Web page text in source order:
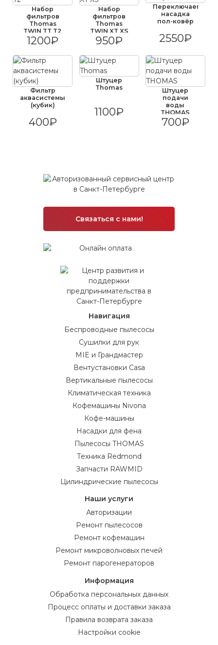
Набор
фильтров
Thomas
TWIN TT T2
1200₽
Набор
фильтров
Thomas
TWIN XT XS
950₽
Переключаемая
насадка
пол-ковёр
2550₽
Фильтр
аквасистемы
(кубик)
400₽
Штуцер
Thomas
1100₽
Штуцер
подачи
воды
THOMAS
700₽
Связаться с нами!
Навигация
Беспроводные пылесосы
Сушилки для рук
MIE и Грандмастер
Вентустановки Casa
Вертикальные пылесосы
Климатическая техника
Кофемашины Nivona
Кофе-машины
Насадки для фена
Пылесосы THOMAS
Техника Redmond
Запчасти RAWMID
Цилиндрические пылесосы
Наши услуги
Авторизации
Ремонт пылесосов
Ремонт кофемашин
Ремонт микроволновых печей
Ремонт парогенераторов
Информация
Обработка персональных данных
Процесс оплаты и доставки заказа
Правила возврата заказа
Настройки cookie